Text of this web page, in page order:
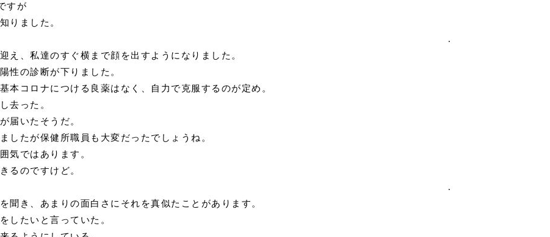
すが
りました。
.
え、私達のすぐ横まで顔を出すようになりました。
性の診断が下りました。
本コロナにつける良薬はなく、自力で克服するのが定め。
去った。
届いたそうだ。
したが保健所職員も大変だったでしょうね。
気ではあります。
るのですけど。
.
聞き、あまりの面白さにそれを真似たことがあります。
したいと言っていた。